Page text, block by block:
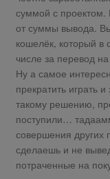
суммой с проектом.
от суммы вывода.
кошелёк, который в
числе за перевод
Ну а самое
прекратить играть
такому решению,
поступили…
совершения других
сделаешь и не
потраченные на